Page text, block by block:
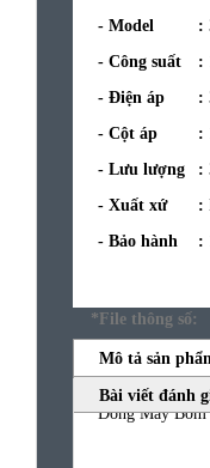
- Model
:
- Công suất
:
- Điện áp
:
- Cột áp
:
- Lưu lượng
:
- Xuất xứ
:
- Bảo hành
:
*File thông số:
Mô tả sản
Bài viết đánh
Dòng Máy Bơm